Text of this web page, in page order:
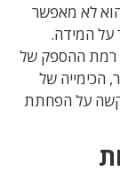
הוא לא מאפשר
על המידה.
רמת ההספק של
הכימייה של
על הפחתת